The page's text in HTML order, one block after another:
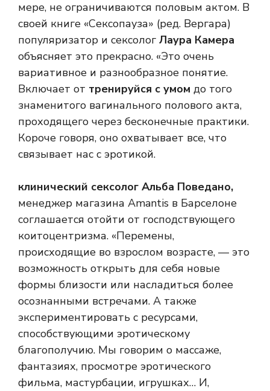
мере, не ограничиваются половым актом. В
своей книге «Сексопауза» (ред. Вергара)
популяризатор и сексолог Лаура Камера
объясняет это прекрасно. «Это очень
вариативное и разнообразное понятие.
Включает от тренируйся с умом до того
знаменитого вагинального полового акта,
проходящего через бесконечные практики.
Короче говоря, оно охватывает все, что
связывает нас с эротикой.
клинический сексолог Альба Поведано,
менеджер магазина Amantis в Барселоне
соглашается отойти от господствующего
коитоцентризма. «Перемены,
происходящие во взрослом возрасте, — это
возможность открыть для себя новые
формы близости или насладиться более
осознанными встречами. А также
экспериментировать с ресурсами,
способствующими эротическому
благополучию. Мы говорим о массаже,
фантазиях, просмотре эротического
фильма, мастурбации, игрушках… И,